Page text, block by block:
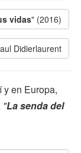
vidas" (2016)
Didierlaurent
y en Europa,
"La senda del